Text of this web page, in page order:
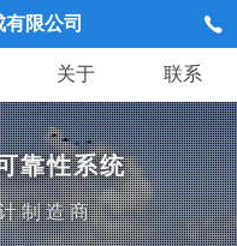
限公司
关于 联系
靠性系统
制造商